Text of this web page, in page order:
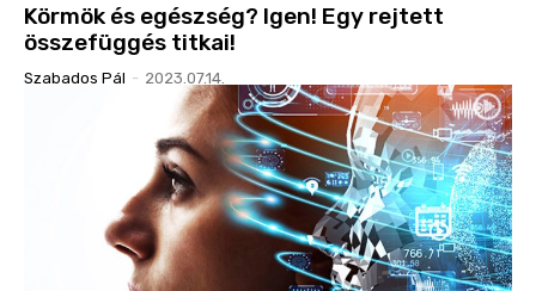
Körmök és egészség? Igen! Egy rejtett
összefüggés titkai!
Szabados Pál - 2023.07.14.